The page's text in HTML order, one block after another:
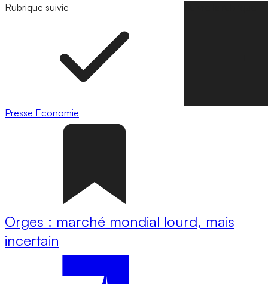
Rubrique suivie
Presse Economie
Orges : marché mondial lourd, mais
incertain